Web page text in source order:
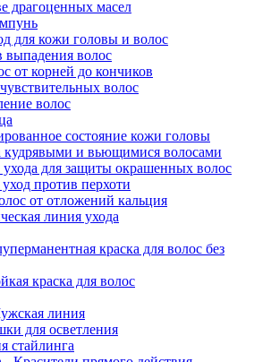
драгоценных масел
для кожи головы и волос
выпадения волос
от корней до кончиков
волос
волос
состояние кожи головы
кудрявыми и вьющимися волосами
для защиты окрашенных волос
против перхоти
от отложений кальция
линия ухода
краска для волос без
краска для волос
линия
для осветления
стайлинга